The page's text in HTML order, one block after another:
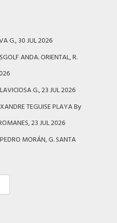
G., 30 JUL 2026
ANDA. ORIENTAL, R.
G., 23 JUL 2026
TEGUISE PLAYA By
23 JUL 2026
MORÁN, G. SANTA